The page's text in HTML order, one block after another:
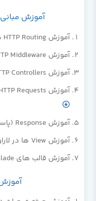
آموزش مبانی
آموزش HTTP Routing در لاراول
آموزش HTTP Middleware در لاراول
آموزش HTTP Controllers در لاراول
آموزش HTTP Requests(درخواست های HTTP)در لاراول
آموزش Response (پاسخ) های HTTP در لاراول
آموزش View ها در لاراول
آموزش قالب های Blade در لاراول